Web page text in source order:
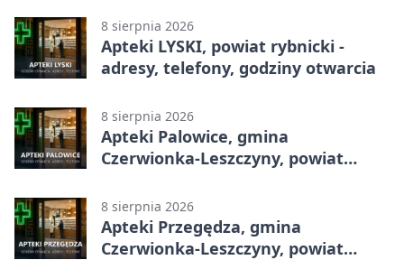
8 sierpnia 2026
Apteki LYSKI, powiat rybnicki -
adresy, telefony, godziny otwarcia
8 sierpnia 2026
Apteki Palowice, gmina
Czerwionka-Leszczyny, powiat
otwarcia
8 sierpnia 2026
Apteki Przegędza, gmina
Czerwionka-Leszczyny, powiat